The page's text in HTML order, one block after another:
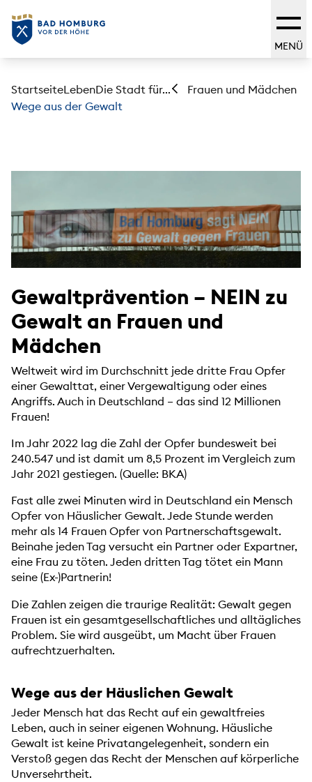
MENÜ
StartseiteLebenDie Stadt für...
Frauen und Mädchen
Wege aus der Gewalt
Gewaltprävention – NEIN zu
Gewalt an Frauen und
Mädchen
Weltweit wird im Durchschnitt jede dritte Frau Opfer
einer Gewalttat, einer Vergewaltigung oder eines
Angriffs. Auch in Deutschland – das sind 12 Millionen
Frauen!
Im Jahr 2022 lag die Zahl der Opfer bundesweit bei
240.547 und ist damit um 8,5 Prozent im Vergleich zum
Jahr 2021 gestiegen. (Quelle: BKA)
Fast alle zwei Minuten wird in Deutschland ein Mensch
Opfer von Häuslicher Gewalt. Jede Stunde werden
mehr als 14 Frauen Opfer von Partnerschaftsgewalt.
Beinahe jeden Tag versucht ein Partner oder Expartner,
eine Frau zu töten. Jeden dritten Tag tötet ein Mann
seine (Ex-)Partnerin!
Die Zahlen zeigen die traurige Realität: Gewalt gegen
Frauen ist ein gesamtgesellschaftliches und alltägliches
Problem. Sie wird ausgeübt, um Macht über Frauen
aufrechtzuerhalten.
Wege aus der Häuslichen Gewalt
Jeder Mensch hat das Recht auf ein gewaltfreies
Leben, auch in seiner eigenen Wohnung. Häusliche
Gewalt ist keine Privatangelegenheit, sondern ein
Verstoß gegen das Recht der Menschen auf körperliche
Unversehrtheit.